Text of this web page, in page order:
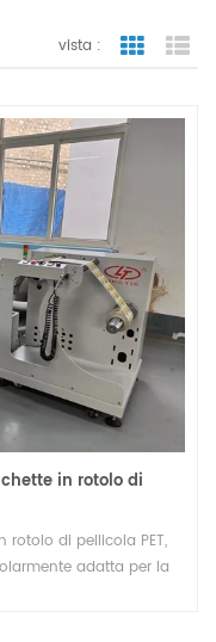
vista : vista a
in rotolo di
di pellicola PET,
adatta per la